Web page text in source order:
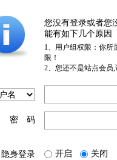
您没有登录或者您
能有如下几个原因
1、用户组权限：你所
限！
2、您还不是站点会员
密 码
隐身登录 开启 关闭